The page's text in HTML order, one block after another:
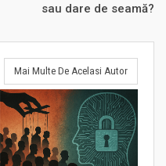
sau dare de seamă?
Mai Multe De Acelasi Autor